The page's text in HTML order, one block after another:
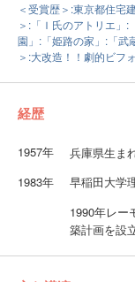
＜受賞歴＞:東京都住宅
＞:「Ｉ氏のアトリエ」
園」:「姫路の家」:「武
＞:大改造！！劇的ビフ
経歴
1957年
兵庫県生ま
1983年
早稲田大学
1990年レー
築計画を設